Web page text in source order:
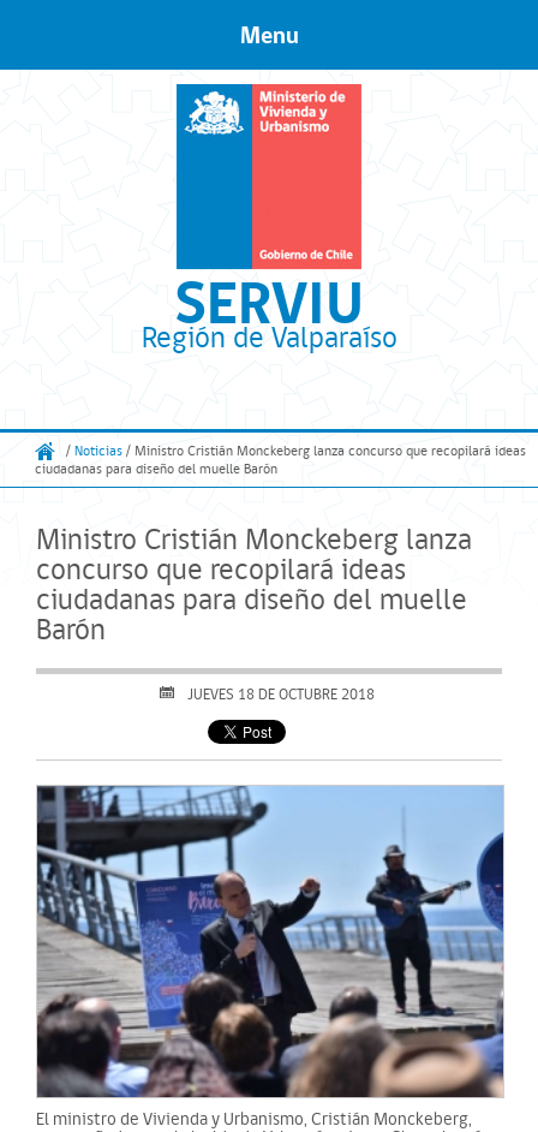
SERVIU
Región de Valparaíso
Menu
/ Noticias / Ministro Cristián Monckeberg lanza concurso que recopilará ideas
ciudadanas para diseño del muelle Barón
Ministro Cristián Monckeberg lanza
concurso que recopilará ideas
ciudadanas para diseño del muelle
Barón
JUEVES 18 DE OCTUBRE 2018
El ministro de Vivienda y Urbanismo, Cristián Monckeberg,